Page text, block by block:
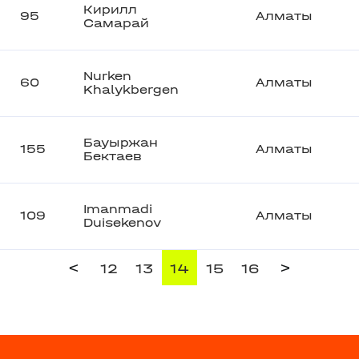
95
Кирилл
Самарай
Алматы
60
Nurken
Khalykbergen
Алматы
155
Бауыржан
Бектаев
Алматы
109
Imanmadi
Duisekenov
Алматы
< 12 13 14 15 16 >